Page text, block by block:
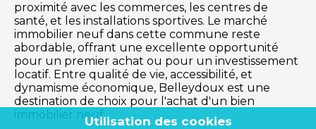
proximité avec les commerces, les centres de
santé, et les installations sportives. Le marché
immobilier neuf dans cette commune reste
abordable, offrant une excellente opportunité
pour un premier achat ou pour un investissement
locatif. Entre qualité de vie, accessibilité, et
dynamisme économique, Belleydoux est une
destination de choix pour l'achat d'un bien
immobilier neuf.Utilisation des cookies